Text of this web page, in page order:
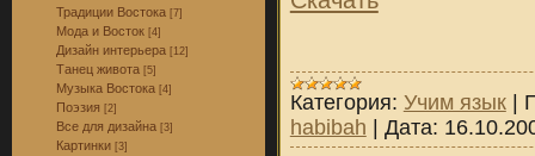
Традиции Востока [7]
Мода и Восток [4]
Дизайн интерьера [12]
Танец живота [5]
Музыка Востока [4]
Поэзия [2]
Все для дизайна [3]
Картинки [3]
Категория: Учим язык |
habibah | Дата: